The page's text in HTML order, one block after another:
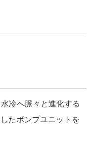
冷へ脈々と進化する
たポンプユニットを